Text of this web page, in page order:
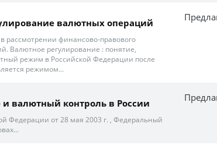
валютных операций
рассмотрении финансово-правового
Валютное регулирование : понятие,
режим в Российской Федерации после
режимом...
валютный контроль в России
Федерации от 28 мая 2003 г. , Федеральный